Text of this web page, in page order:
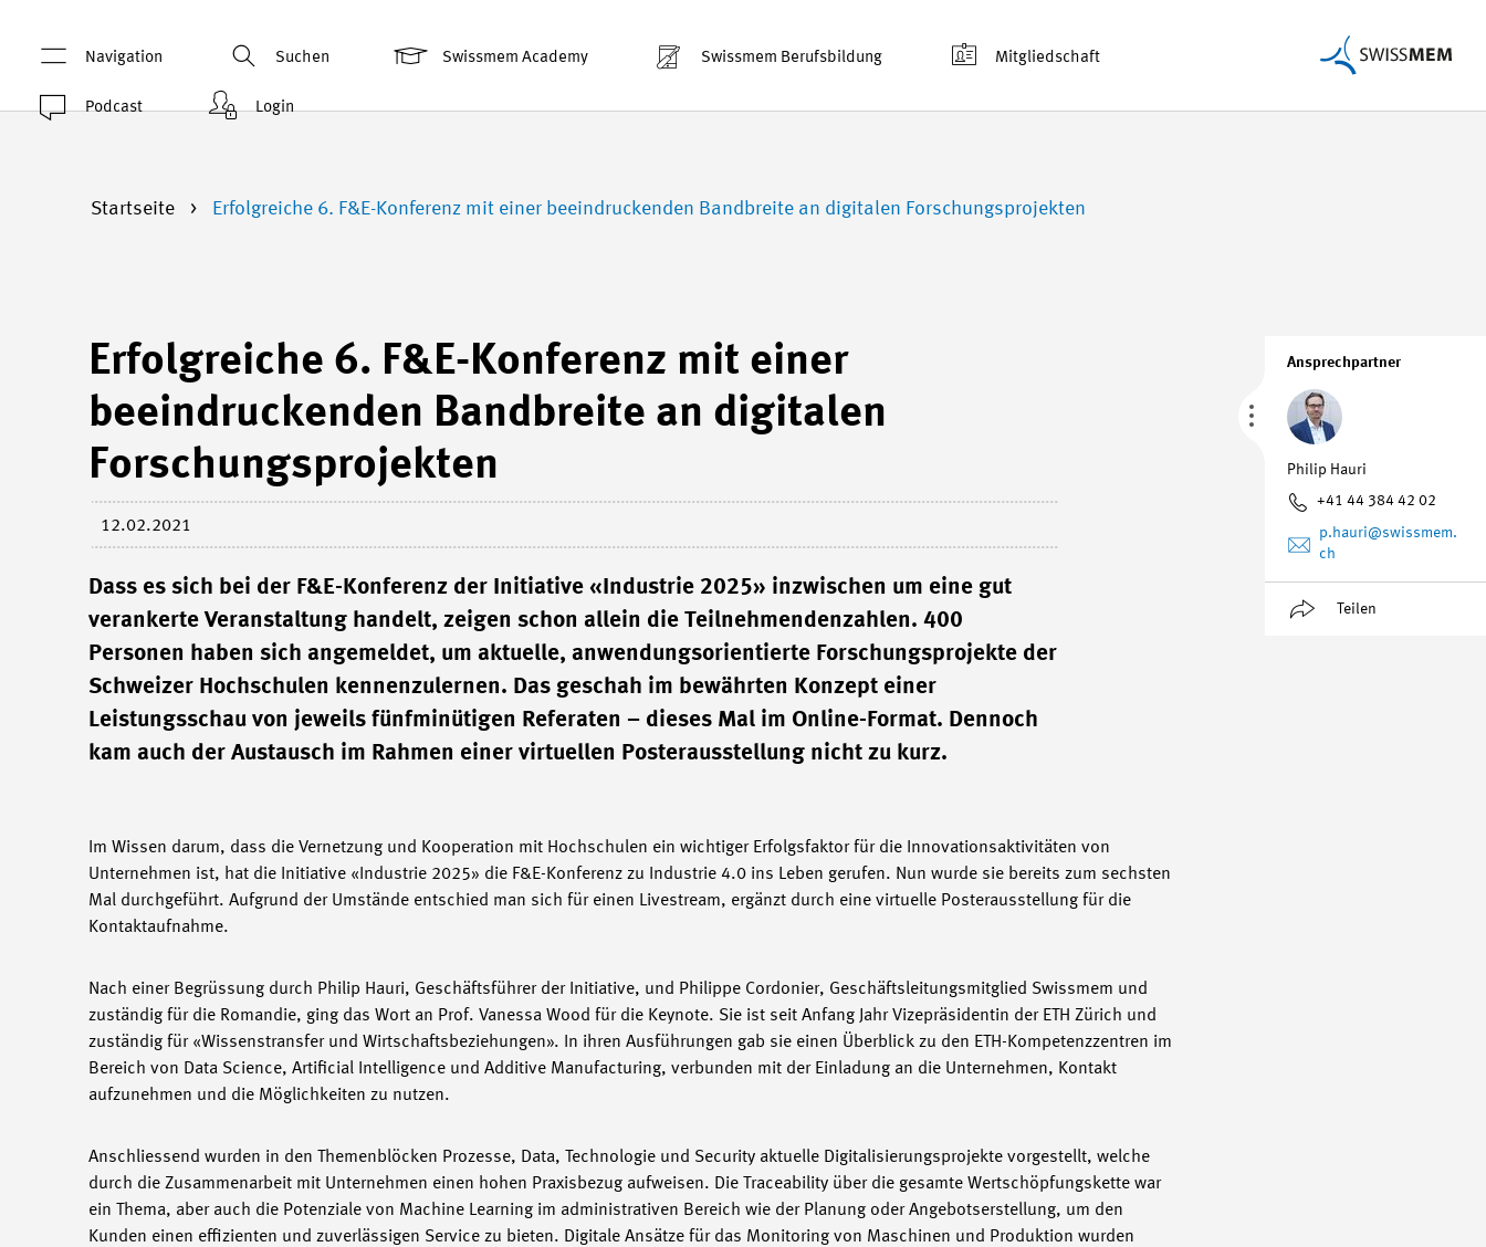
Navigation Suchen Swissmem Academy Swissmem Berufsbildung Mitgliedschaft
Podcast Login
Startseite Erfolgreiche 6. F&E-Konferenz mit einer beeindruckenden Bandbreite an digitalen Forschungsprojekten
Ansprechpartner
Philip Hauri
+41 44 384 42 02
p.hauri@swissmem.
ch
Teilen
Erfolgreiche 6. F&E-Konferenz mit einer
beeindruckenden Bandbreite an digitalen
Forschungsprojekten
12.02.2021
Dass es sich bei der F&E-Konferenz der Initiative «Industrie 2025» inzwischen um eine gut
verankerte Veranstaltung handelt, zeigen schon allein die Teilnehmendenzahlen. 400
Personen haben sich angemeldet, um aktuelle, anwendungsorientierte Forschungsprojekte der
Schweizer Hochschulen kennenzulernen. Das geschah im bewährten Konzept einer
Leistungsschau von jeweils fünfminütigen Referaten – dieses Mal im Online-Format. Dennoch
kam auch der Austausch im Rahmen einer virtuellen Posterausstellung nicht zu kurz.
Im Wissen darum, dass die Vernetzung und Kooperation mit Hochschulen ein wichtiger Erfolgsfaktor für die Innovationsaktivitäten von
Unternehmen ist, hat die Initiative «Industrie 2025» die F&E-Konferenz zu Industrie 4.0 ins Leben gerufen. Nun wurde sie bereits zum sechsten
Mal durchgeführt. Aufgrund der Umstände entschied man sich für einen Livestream, ergänzt durch eine virtuelle Posterausstellung für die
Kontaktaufnahme.
Nach einer Begrüssung durch Philip Hauri, Geschäftsführer der Initiative, und Philippe Cordonier, Geschäftsleitungsmitglied Swissmem und
zuständig für die Romandie, ging das Wort an Prof. Vanessa Wood für die Keynote. Sie ist seit Anfang Jahr Vizepräsidentin der ETH Zürich und
zuständig für «Wissenstransfer und Wirtschaftsbeziehungen». In ihren Ausführungen gab sie einen Überblick zu den ETH-Kompetenzzentren im
Bereich von Data Science, Artificial Intelligence und Additive Manufacturing, verbunden mit der Einladung an die Unternehmen, Kontakt
aufzunehmen und die Möglichkeiten zu nutzen.
Anschliessend wurden in den Themenblöcken Prozesse, Data, Technologie und Security aktuelle Digitalisierungsprojekte vorgestellt, welche
durch die Zusammenarbeit mit Unternehmen einen hohen Praxisbezug aufweisen. Die Traceability über die gesamte Wertschöpfungskette war
ein Thema, aber auch die Potenziale von Machine Learning im administrativen Bereich wie der Planung oder Angebotserstellung, um den
Kunden einen effizienten und zuverlässigen Service zu bieten. Digitale Ansätze für das Monitoring von Maschinen und Produktion wurden